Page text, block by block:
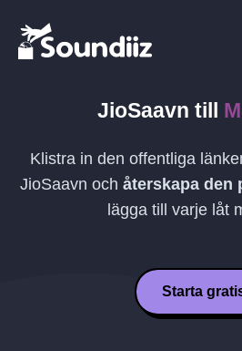
JioSaavn till
Klistra in den offentliga
JioSaavn och återskapa den
lägga till varje låt
Starta